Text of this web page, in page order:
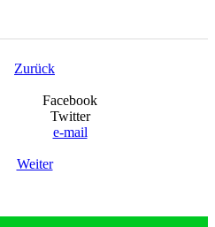
Zurück
Facebook
Twitter
e-mail
Weiter